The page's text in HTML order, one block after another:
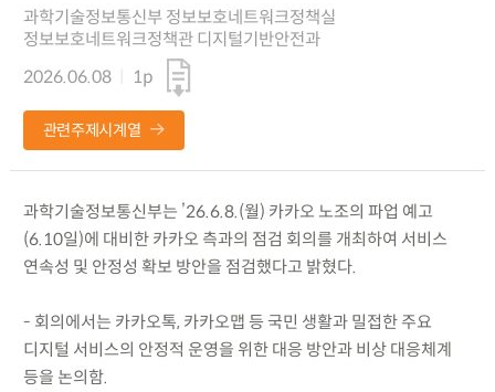
과학기술정보통신부 정보보호네트워크정책실
정보보호네트워크정책관 디지털기반안전과
2026.06.08
1p
관련주제시계열
과학기술정보통신부는 ’26.6.8.(월) 카카오 노조의 파업 예고
(6.10일)에 대비한 카카오 측과의 점검 회의를 개최하여 서비스
연속성 및 안정성 확보 방안을 점검했다고 밝혔다.
- 회의에서는 카카오톡, 카카오맵 등 국민 생활과 밀접한 주요
디지털 서비스의 안정적 운영을 위한 대응 방안과 비상 대응체계
등을 논의함.